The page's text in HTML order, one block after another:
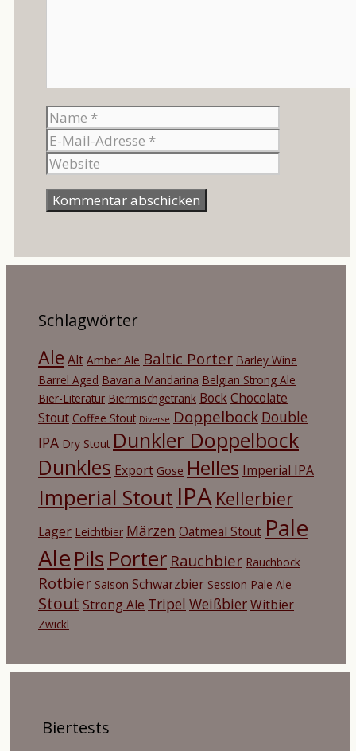
Name
Mail-
Adresse
Schlagwörter
Ale Alt Amber Ale Baltic Porter Barley Wine
Barrel Aged Bavaria Mandarina Belgian Strong Ale
Bier-Literatur Biermischgetränk BockChocolate
Stout Coffee Stout Diverse Doppelbock Double
IPA Dry Stout Dunkler Doppelbock
Dunkles Export Gose Helles Imperial IPA
Imperial Stout IPA Kellerbier
Lager Leichtbier Märzen Oatmeal Stout Pale
Ale Pils Porter Rauchbier Rauchbock
Rotbier Saison Schwarzbier Session Pale Ale
Stout Strong Ale Tripel WeißbierWitbier
Zwickl
Biertests